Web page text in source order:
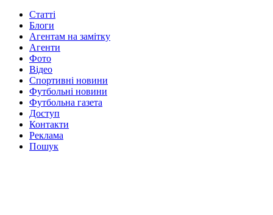
Статті
Блоги
Агентам на замітку
Агенти
Фото
Відео
Спортивні новини
Футбольні новини
Футбольна газета
Доступ
Контакти
Реклама
Пошук